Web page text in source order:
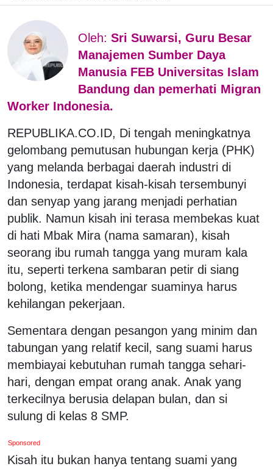
Oleh: Sri Suwarsi, Guru Besar
Manajemen Sumber Daya
Manusia FEB Universitas Islam
Bandung dan pemerhati Migran
Worker Indonesia.
REPUBLIKA.CO.ID, Di tengah meningkatnya
gelombang pemutusan hubungan kerja (PHK)
yang melanda berbagai daerah industri di
Indonesia, terdapat kisah-kisah tersembunyi
dan senyap yang jarang menjadi perhatian
publik. Namun kisah ini terasa membekas kuat
di hati Mbak Mira (nama samaran), kisah
seorang ibu rumah tangga yang muram kala
itu, seperti terkena sambaran petir di siang
bolong, ketika mendengar suaminya harus
kehilangan pekerjaan.
Sementara dengan pesangon yang minim dan
tabungan yang relatif kecil, sang suami harus
membiayai kebutuhan rumah tangga sehari-
hari, dengan empat orang anak. Anak yang
terkecilnya berusia delapan bulan, dan si
sulung di kelas 8 SMP.
Sponsored
Kisah itu bukan hanya tentang suami yang